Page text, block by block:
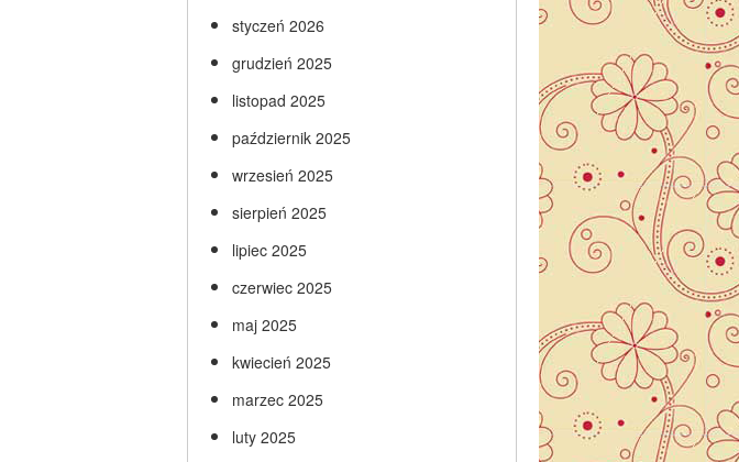
styczeń 2026
grudzień 2025
listopad 2025
październik 2025
wrzesień 2025
sierpień 2025
lipiec 2025
czerwiec 2025
maj 2025
kwiecień 2025
marzec 2025
luty 2025